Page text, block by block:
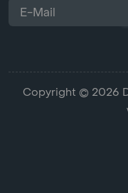
Copyright © 2026